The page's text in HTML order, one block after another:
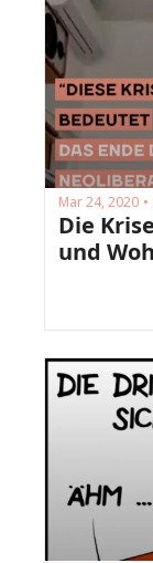
Mar 24, 2020 •
Die
und